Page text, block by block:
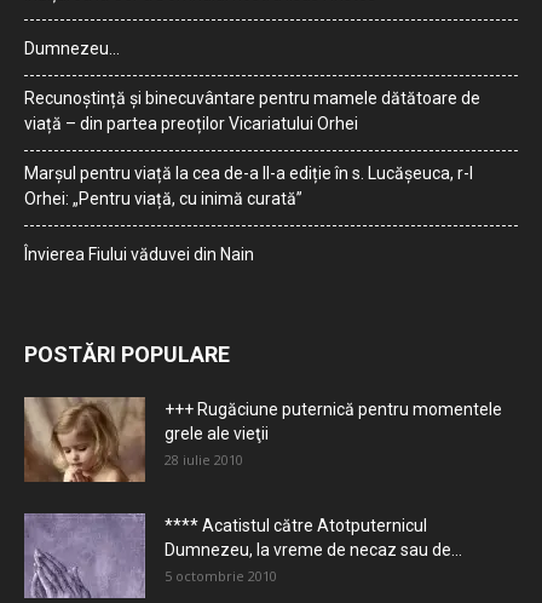
Dumnezeu…
Recunoștință și binecuvântare pentru mamele dătătoare de
viață – din partea preoților Vicariatului Orhei
Marșul pentru viață la cea de-a II-a ediție în s. Lucășeuca, r-l
Orhei: „Pentru viață, cu inimă curată”
Învierea Fiului văduvei din Nain
POSTĂRI POPULARE
+++ Rugăciune puternică pentru momentele
grele ale vieţii
28 iulie 2010
**** Acatistul către Atotputernicul
Dumnezeu, la vreme de necaz sau de...
5 octombrie 2010